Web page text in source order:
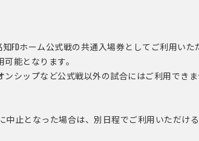
FDホーム公式戦の共通入場券としてご利用いた
能となります。
シップなど公式戦以外の試合にはご利用できま
止となった場合は、別日程でご利用いただけ